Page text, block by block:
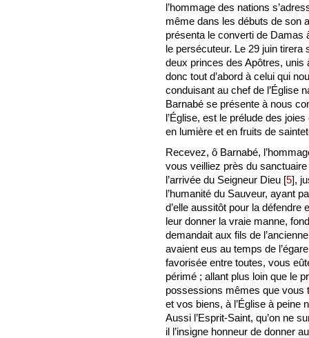
l’hommage des nations
même dans les débuts de son
présenta le converti de Damas
le persécuteur. Le 29 juin
deux princes des Apôtres,
donc tout d’abord à celui qui
conduisant au chef de l’Église
Barnabé se présente à nous
l’Église, est le prélude des
en lumière et en fruits de
Recevez, ô Barnabé,
vous veilliez près du
l’arrivée du Seigneur Dieu [5],
l’humanité du Sauveur, ayant
d’elle aussitôt pour la défendre
leur donner la vraie manne,
demandait aux fils de
avaient eus au temps de
favorisée entre toutes, vous
périmé ; allant plus loin que le
possessions mêmes que vous
et vos biens, à l’Église à peine
Aussi l’Esprit-Saint, qu’on ne
il l’insigne honneur de donner